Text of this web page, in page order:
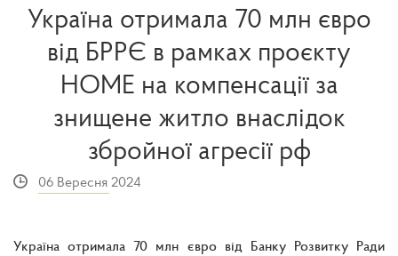
Україна отримала 70 млн євро
від БРРЄ в рамках проєкту
HOME на компенсації за
знищене житло внаслідок
збройної агресії рф
06 Вересня 2024
Україна отримала 70 млн євро від Банку Розвитку Ради